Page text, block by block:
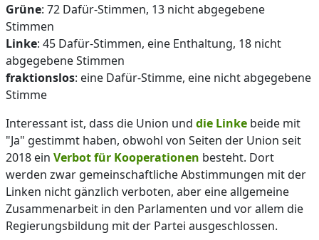
Grüne: 72 Dafür-Stimmen, 13 nicht abgegebene
Stimmen
Linke: 45 Dafür-Stimmen, eine Enthaltung, 18 nicht
abgegebene Stimmen
fraktionslos: eine Dafür-Stimme, eine nicht abgegebene
Stimme
Interessant ist, dass die Union und die Linke beide mit
"Ja" gestimmt haben, obwohl von Seiten der Union seit
2018 ein Verbot für Kooperationen besteht. Dort
werden zwar gemeinschaftliche Abstimmungen mit der
Linken nicht gänzlich verboten, aber eine allgemeine
Zusammenarbeit in den Parlamenten und vor allem die
Regierungsbildung mit der Partei ausgeschlossen.